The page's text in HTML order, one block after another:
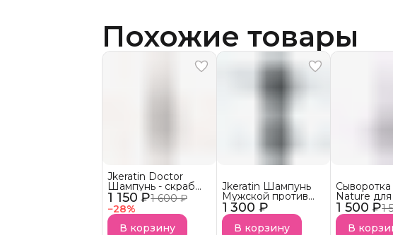
Похожие товары
1 150 ₽1 600 ₽
−28%
Jkeratin Doctor
Шампунь - скраб
Doctor СКОРО В
НАЛИЧИИ!
В корзину
1 300 ₽
Jkeratin Шампунь
Мужской против
выпадения волос
JMan СКОРО В
НАЛИЧИИ!
В корзину
1 500 ₽1
Nature для
волос
В